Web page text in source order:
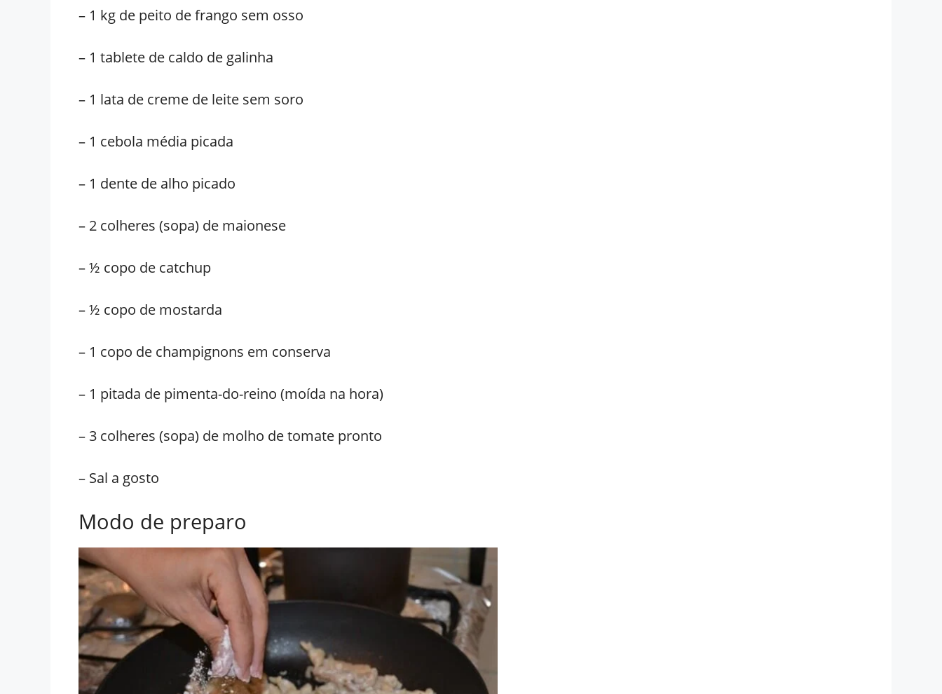
– 1 kg de peito de frango sem osso
– 1 tablete de caldo de galinha
– 1 lata de creme de leite sem soro
– 1 cebola média picada
– 1 dente de alho picado
– 2 colheres (sopa) de maionese
– ½ copo de catchup
– ½ copo de mostarda
– 1 copo de champignons em conserva
– 1 pitada de pimenta-do-reino (moída na hora)
– 3 colheres (sopa) de molho de tomate pronto
– Sal a gosto
Modo de preparo